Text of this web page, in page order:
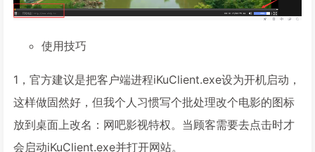
使用技巧
1，官方建议是把客户端进程iKuClient.exe设为开机启动，
这样做固然好，但我个人习惯写个批处理改个电影的图标
放到桌面上改名：网吧影视特权。当顾客需要去点击时才
会启动iKuClient.exe并打开网站。